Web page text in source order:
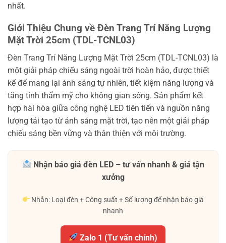
nhất.
Giới Thiệu Chung về Đèn Trang Trí Năng Lượng
Mặt Trời 25cm (TDL-TCNL03)
Đèn Trang Trí Năng Lượng Mặt Trời 25cm (TDL-TCNL03) là
một giải pháp chiếu sáng ngoài trời hoàn hảo, được thiết
kế để mang lại ánh sáng tự nhiên, tiết kiệm năng lượng và
tăng tính thẩm mỹ cho không gian sống. Sản phẩm kết
hợp hài hòa giữa công nghệ LED tiên tiến và nguồn năng
lượng tái tạo từ ánh sáng mặt trời, tạo nên một giải pháp
chiếu sáng bền vững và thân thiện với môi trường.
Nhận báo giá đèn LED – tư vấn nhanh & giá tận
xưởng
Nhắn: Loại đèn + Công suất + Số lượng để nhận báo giá
nhanh
Zalo 1 (Tư vấn chính)